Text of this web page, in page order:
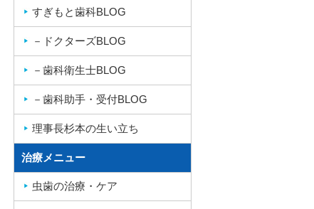
すぎもと歯科BLOG
－ドクターズBLOG
－歯科衛生士BLOG
－歯科助手・受付BLOG
理事長杉本の生い立ち
治療メニュー
虫歯の治療・ケア